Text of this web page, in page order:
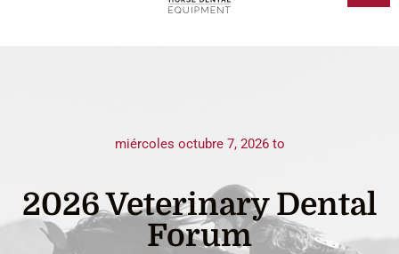
miércoles octubre 7, 2026 to
2026 Veterinary Dental
Forum